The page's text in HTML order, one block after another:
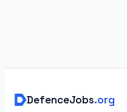
DefenceJobs.org